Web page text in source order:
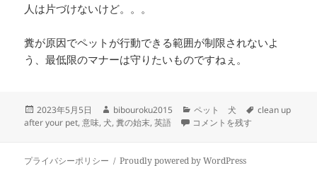
人は片づけないけど。。。
糞が原因でペットが行動できる範囲が制限されないよ
う、最低限のマナーは守りたいものですねぇ。
投
稿
2023年5月5日
作
成
bibouroku2015
カ
テ
ー
ペット 犬
タ
clean up
after your pet,意味,犬,糞の始末,英語 -Clean up after your pet- ペッ
コメントを残す
プライバシーポリシー Proudly powered by WordPress